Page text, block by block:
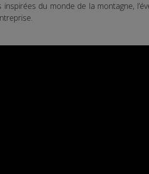
du monde de la montagne,